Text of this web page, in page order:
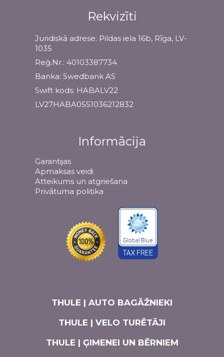
Rekvizīti
Juridiskā adrese: Pildas iela 16b, Rīga, LV-
1035
Reģ.Nr.: 40103387734
Banka: Swedbank AS
Swift kods: HABALV22
LV27HABA0551036212832
Informācija
Garantijas
Apmaksas veidi
Atteikums un atgriešana
Privātuma politika
THULE | AUTO BAGĀŽNIEKI
THULE | VELO TURĒTĀJI
THULE | ĢIMENEI UN BĒRNIEM